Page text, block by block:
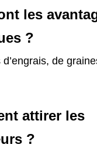
les
?
d’engrais, de
attirer les
?